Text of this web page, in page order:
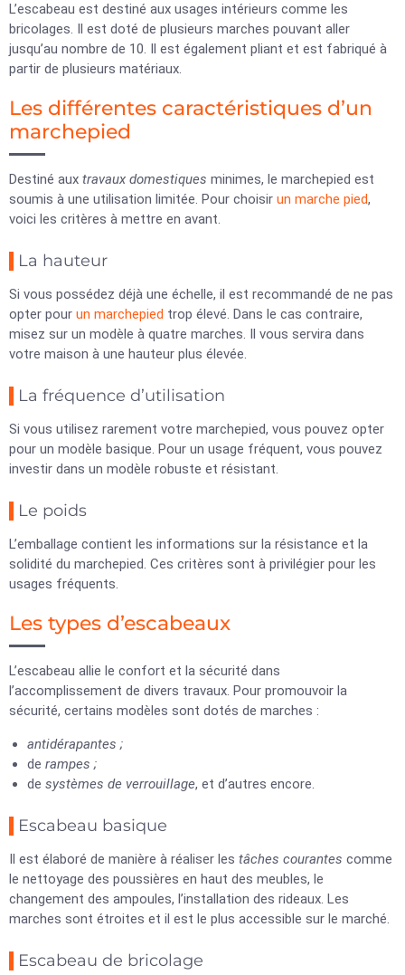
L’escabeau est destiné aux usages intérieurs comme les
bricolages. Il est doté de plusieurs marches pouvant aller
jusqu’au nombre de 10. Il est également pliant et est fabriqué à
partir de plusieurs matériaux.
Les différentes caractéristiques d’un
marchepied
Destiné aux travaux domestiques minimes, le marchepied est
soumis à une utilisation limitée. Pour choisir un marche pied,
voici les critères à mettre en avant.
La hauteur
Si vous possédez déjà une échelle, il est recommandé de ne pas
opter pour un marchepied trop élevé. Dans le cas contraire,
misez sur un modèle à quatre marches. Il vous servira dans
votre maison à une hauteur plus élevée.
La fréquence d’utilisation
Si vous utilisez rarement votre marchepied, vous pouvez opter
pour un modèle basique. Pour un usage fréquent, vous pouvez
investir dans un modèle robuste et résistant.
Le poids
L’emballage contient les informations sur la résistance et la
solidité du marchepied. Ces critères sont à privilégier pour les
usages fréquents.
Les types d’escabeaux
L’escabeau allie le confort et la sécurité dans
l’accomplissement de divers travaux. Pour promouvoir la
sécurité, certains modèles sont dotés de marches :
antidérapantes ;
de rampes ;
de systèmes de verrouillage, et d’autres encore.
Escabeau basique
Il est élaboré de manière à réaliser les tâches courantes comme
le nettoyage des poussières en haut des meubles, le
changement des ampoules, l’installation des rideaux. Les
marches sont étroites et il est le plus accessible sur le marché.
Escabeau de bricolage